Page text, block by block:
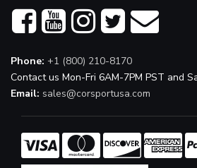
Phone: +1 (800) 210-8170
Contact us Mon-Fri 6AM-7PM PST and
Email: sales@corsportusa.com